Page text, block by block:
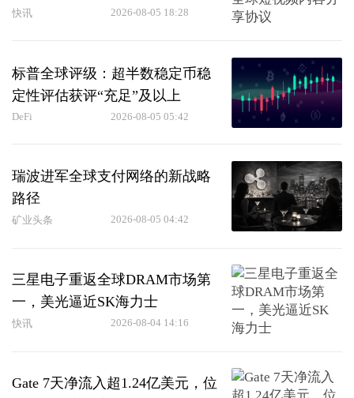
快讯 2026-08-05 18:28
标普全球评级：超半数稳定币稳
定性评估获评“充足”及以上
DeFi 2026-08-05 05:42
瑞波进军全球支付网络的新战略
路径
矿业头条 2026-08-05 04:42
三星电子重返全球DRAM市场第
一，美光逼近SK海力士
快讯 2026-08-04 14:16
Gate 7天净流入超1.24亿美元，位